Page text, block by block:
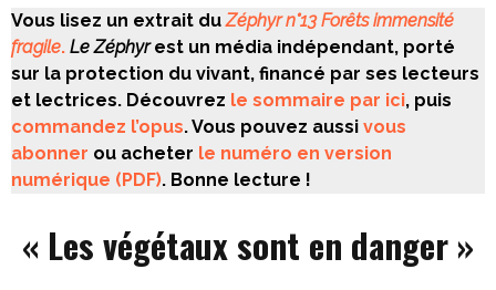
Vous lisez un extrait duZéphyr n°13 Forêts immensité
fragile. Le Zéphyrest un média indépendant, porté
sur la protection du vivant, financé par ses lecteurs
et lectrices. Découvrez le sommaire par ici, puis
commandez l’opus. Vous pouvez aussi vous
abonner ou acheter le numéro en version
numérique (PDF). Bonne lecture !
« Les végétaux sont en danger »